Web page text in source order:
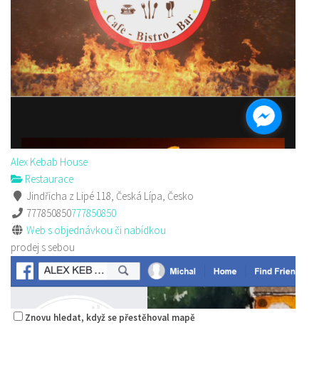
Alex Kebab House
Restaurace
Jindřicha z Lipé 118, Česká Lípa, Česko
777850850777850850
Web s objednávkou či nabídkou
prodej s sebou
Znovu hledat, když se přestěhoval mapě